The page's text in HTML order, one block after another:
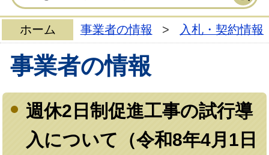
ホーム 事業者の情報 > 入札・契約情報
事業者の情報
週休2日制促進工事の試行導
入について（令和8年4月1日